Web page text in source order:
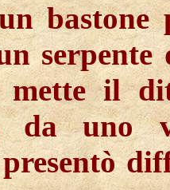
serpente
mette il
da uno